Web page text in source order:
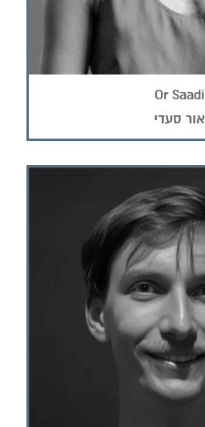
Or Saadi
אור סעדי